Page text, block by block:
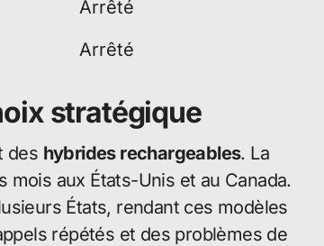
Arrêté
Arrêté
stratégique
des hybrides rechargeables. La
aux États-Unis et au Canada.
États, rendant ces modèles
répétés et des problèmes de